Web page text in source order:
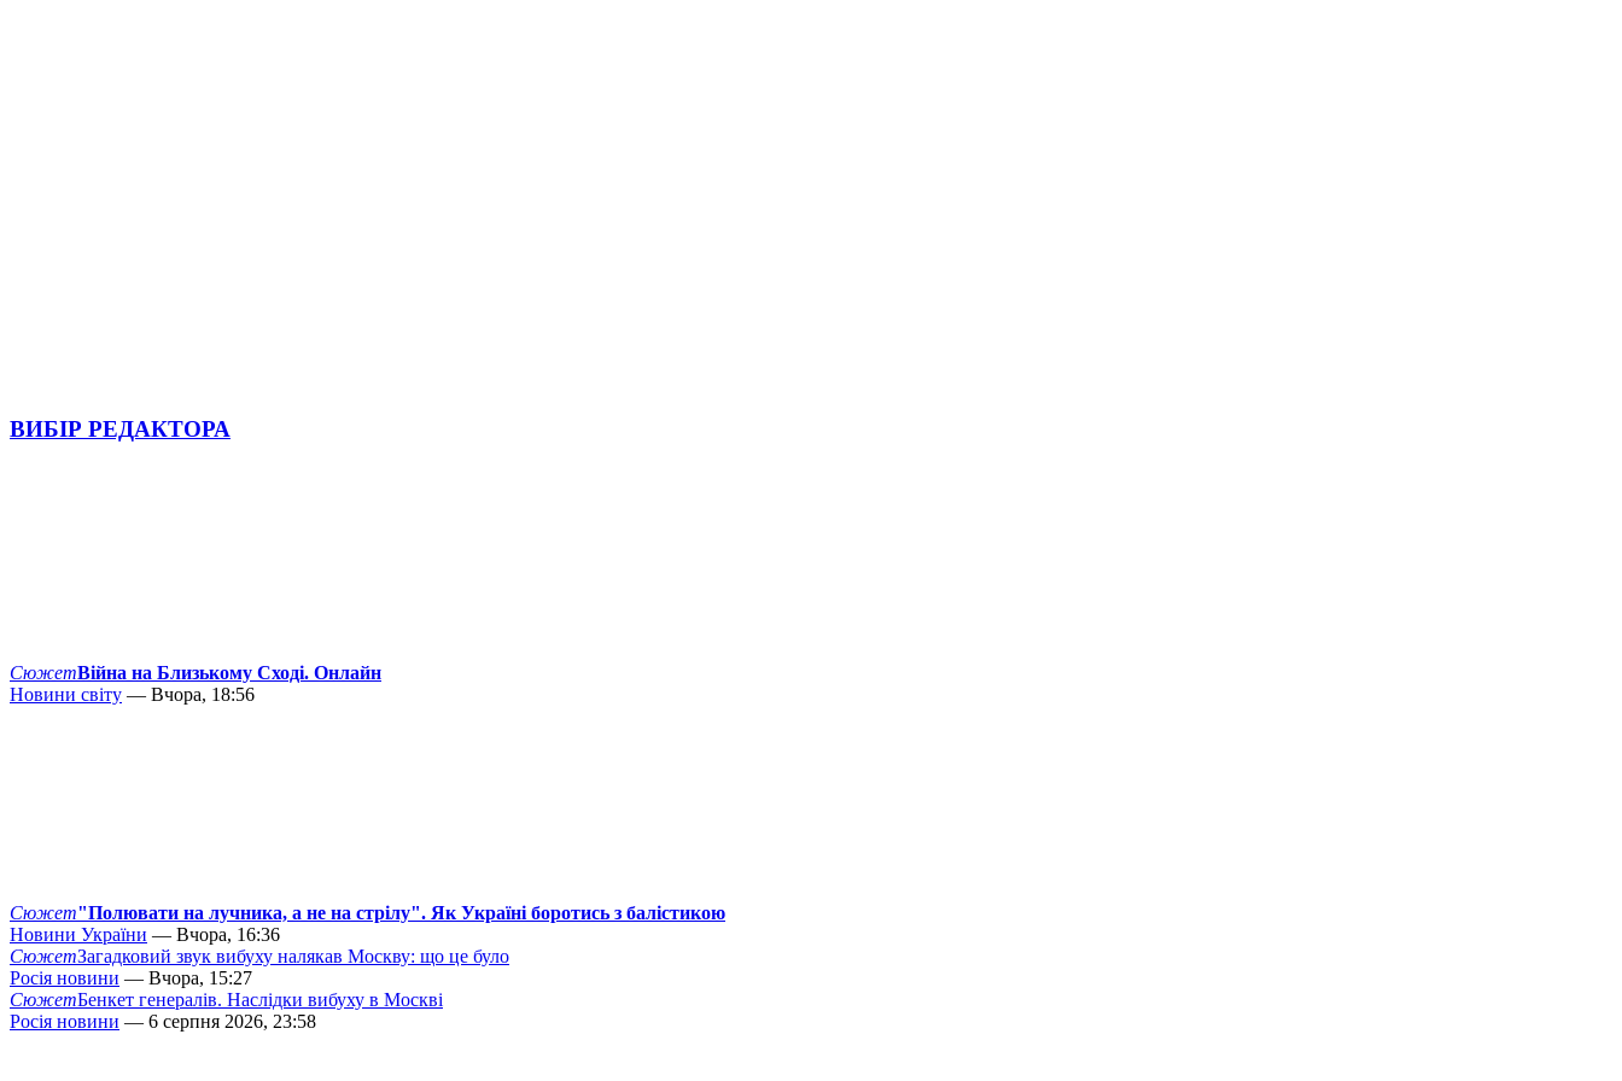
ВИБІР РЕДАКТОРА
СюжетВійна на Близькому Сході. Онлайн
Новини світу — Вчора, 18:56
Сюжет"Полювати на лучника, а не на стрілу". Як Україні боротись з балістикою
Новини України — Вчора, 16:36
СюжетЗагадковий звук вибуху налякав Москву: що це було
Росія новини — Вчора, 15:27
СюжетБенкет генералів. Наслідки вибуху в Москві
Росія новини — 6 серпня 2026, 23:58